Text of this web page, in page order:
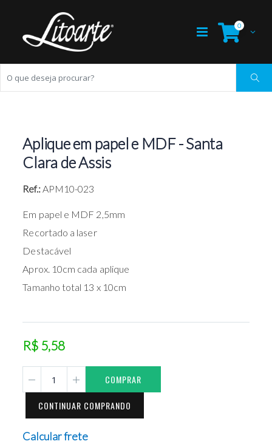
0
Aplique em papel e MDF - Santa
Clara de Assis
Ref.:APM10-023
Em papel e MDF 2,5mm
Recortado a laser
Destacável
Aprox. 10cm cada aplique
Tamanho total 13 x 10cm
R$ 5,58
COMPRAR
CONTINUAR COMPRANDO
Calcular frete